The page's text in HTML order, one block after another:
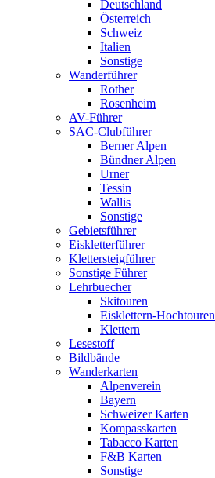
Deutschland
Österreich
Schweiz
Italien
Sonstige
Wanderführer
Rother
Rosenheim
AV-Führer
SAC-Clubführer
Berner Alpen
Bündner Alpen
Urner
Tessin
Wallis
Sonstige
Gebietsführer
Eiskletterführer
Klettersteigführer
Sonstige Führer
Lehrbuecher
Skitouren
Eisklettern-Hochtouren
Klettern
Lesestoff
Bildbände
Wanderkarten
Alpenverein
Bayern
Schweizer Karten
Kompasskarten
Tabacco Karten
F&B Karten
Sonstige